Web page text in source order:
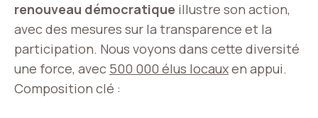
renouveau démocratique illustre son action,
avec des mesures sur la transparence et la
participation. Nous voyons dans cette diversité
une force, avec 500 000 élus locauxen appui.
Composition clé :